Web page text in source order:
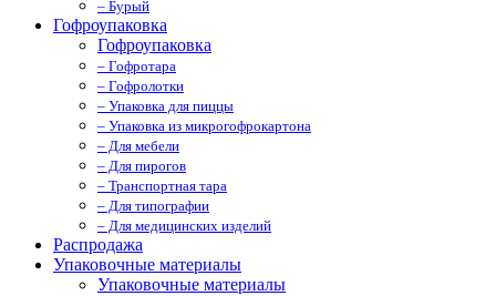
– Бурый
Гофроупаковка
Гофроупаковка
– Гофротара
– Гофролотки
– Упаковка для пиццы
– Упаковка из микрогофрокартона
– Для мебели
– Для пирогов
– Транспортная тара
– Для типографии
– Для медицинских изделий
Распродажа
Упаковочные материалы
Упаковочные материалы